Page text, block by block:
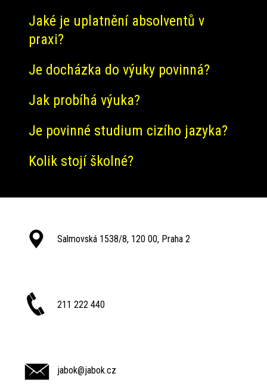
Jaké je uplatnění absolventů v
praxi?
Je docházka do výuky povinná?
Jak probíhá výuka?
Je povinné studium cizího jazyka?
Kolik stojí školné?
Salmovská 1538/8, 120 00, Praha 2
211 222 440
jabok@jabok.cz